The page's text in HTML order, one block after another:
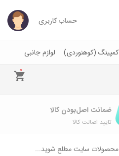
حساب کاربری
کمپینگ (کوهنوردی) لوازم جانبی
0
ضمانت اصل‌بودن کالا
تایید اصالت کالا